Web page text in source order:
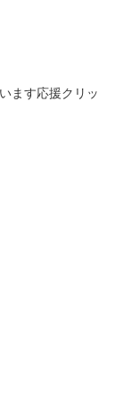
ます応援クリッ